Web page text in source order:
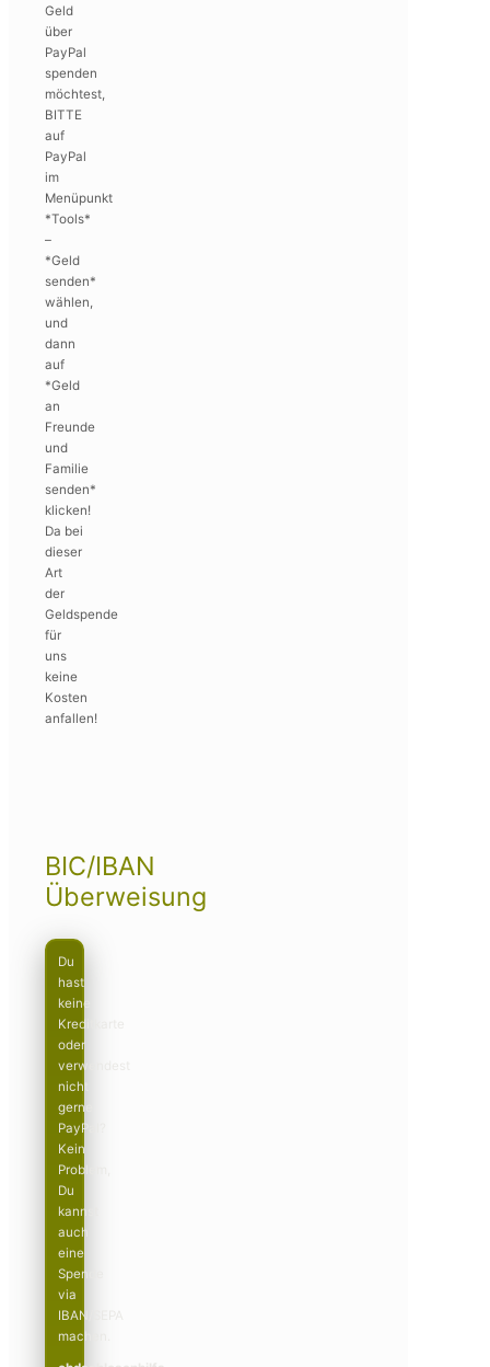
Geld
über
PayPal
spenden
möchtest,
BITTE
auf
PayPal
im
Menüpunkt
*Tools*
–
*Geld
senden*
wählen,
und
dann
auf
*Geld
an
Freunde
und
Familie
senden*
klicken!
Da bei
dieser
Art
der
Geldspende
für
uns
keine
Kosten
anfallen!
BIC/IBAN
Überweisung
Du
hast
keine
Kreditkarte
oder
verwendest
nicht
gerne
PayPal?
Kein
Problem,
Du
kannst
auch
eine
Spende
via
IBAN/SEPA
machen.